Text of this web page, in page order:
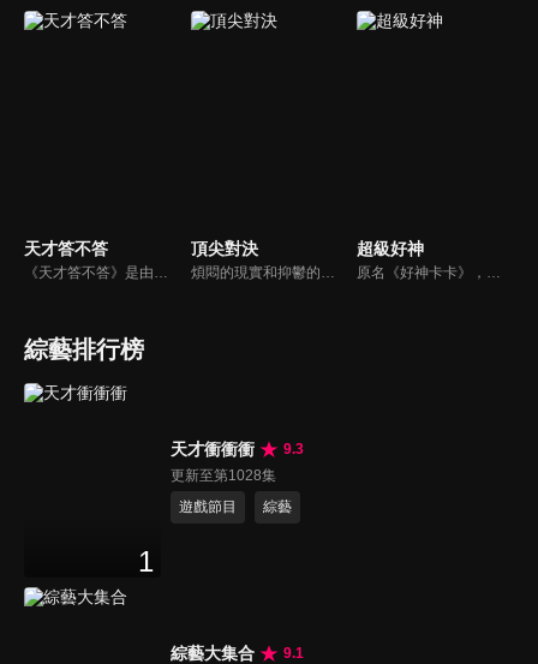
天才答不答
《天才答不答》是由吳宗憲和吳怡霈共同主持的益智節目。節目設立高額的獎金來考驗藝人們真實的人性，同時將題目立體化，讓你身歷其境去冒險答題。更有哪些出乎意料的處罰，讓藝人羞愧的不想再答錯！一個最接近「人性」與「真實」的益智節目，現在就讓吳宗憲帶你輕鬆玩轉知識。
頂尖對決
煩悶的現實和抑鬱的社會，你需要的就是笑、大聲笑、開口笑，《頂尖對決》就要你笑到落ㄟ骸，最具綜藝實力的庹宗康，和喜感十足的納豆各自領軍對抗，藝人搞笑pk笑果十足，《頂尖對決》讓你忘掉一週煩惱！
超級好神
原名《好神卡卡》，後改名為《超級好神》，是一檔益智類綜藝節目，由「A咖天王」徐乃麟搭配黃鐙輝主持。「好神智慧王」、「好神記憶王」、「誰是爆點王」、「好神送好禮」四個單元，讓來賓一較高下。比反應，比記憶，比機智，比膽識，幸運女神的眷顧與遠離永遠都是個未知數！
綜藝排行榜
1
天才衝衝衝
9.3
更新至第1028集
遊戲節目
綜藝
綜藝大集合
9.1